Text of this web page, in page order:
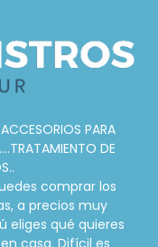
PARA
DE
comprar los
a precios muy
eliges qué quieres